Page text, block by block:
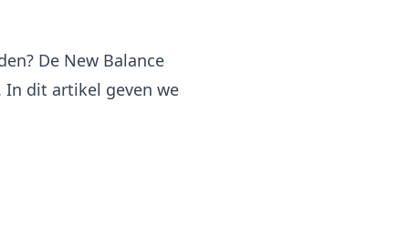
De New Balance
In dit artikel geven we